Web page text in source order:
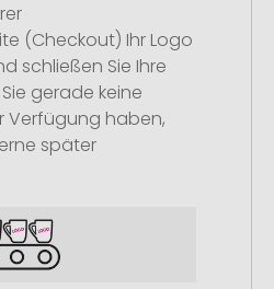
(Checkout) Ihr Logo
schließen Sie Ihre
gerade keine
Verfügung haben,
später